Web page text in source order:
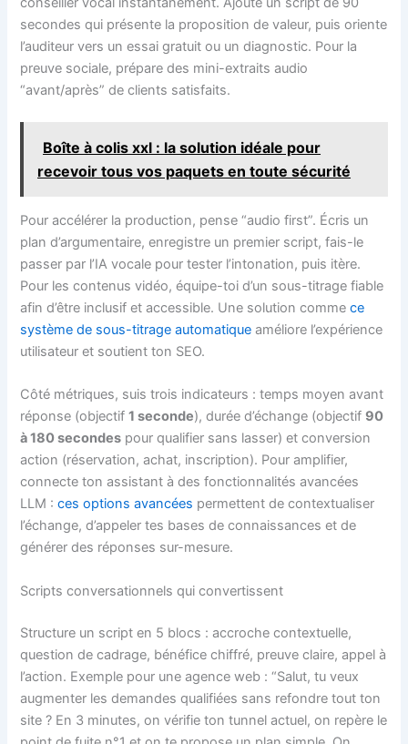
secondes qui présente la proposition de valeur, puis oriente
l’auditeur vers un essai gratuit ou un diagnostic. Pour la
preuve sociale, prépare des mini-extraits audio
“avant/après” de clients satisfaits.
Boîte à colis xxl : la solution idéale pour
recevoir tous vos paquets en toute sécurité
Pour accélérer la production, pense “audio first”. Écris un
plan d’argumentaire, enregistre un premier script, fais-le
passer par l’IA vocale pour tester l’intonation, puis itère.
Pour les contenus vidéo, équipe-toi d’un sous-titrage fiable
afin d’être inclusif et accessible. Une solution commece
système de sous-titrage automatique améliore l’expérience
utilisateur et soutient ton SEO.
Côté métriques, suis trois indicateurs : temps moyen avant
réponse (objectif1 seconde), durée d’échange (objectif 90
à 180 secondes pour qualifier sans lasser) et conversion
action (réservation, achat, inscription). Pour amplifier,
connecte ton assistant à des fonctionnalités avancées
LLM :ces options avancées permettent de contextualiser
l’échange, d’appeler tes bases de connaissances et de
générer des réponses sur-mesure.
Scripts conversationnels qui convertissent
Structure un script en 5 blocs : accroche contextuelle,
question de cadrage, bénéfice chiffré, preuve claire, appel à
l’action. Exemple pour une agence web : “Salut, tu veux
augmenter les demandes qualifiées sans refondre tout ton
site ? En 3 minutes, on vérifie ton tunnel actuel, on repère le